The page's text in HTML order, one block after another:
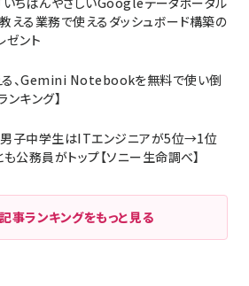
える業務で使えるダッシュボード構築の
ゼント
る、Gemini Notebookを無料で使い倒
キング】
男子中学生はITエンジニアが5位→1位
公務員がトップ【ソニー生命調べ】
事ランキングをもっと見る